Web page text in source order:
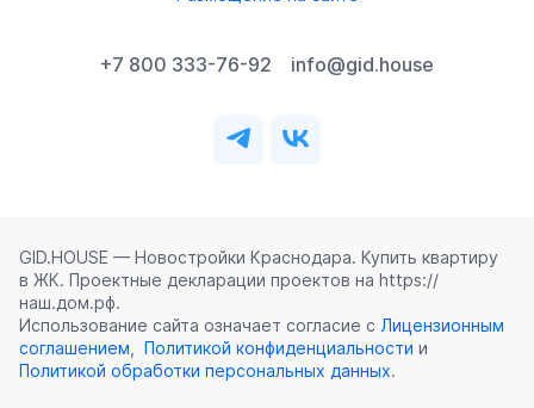
+7 800 333-76-92 info@gid.house
GID.HOUSE — Новостройки Краснодара. Купить квартиру
в ЖК. Проектные декларации проектов на https://
наш.дом.рф.
Использование сайта означает согласие с Лицензионным
соглашением
Политикой конфиденциальности и
Политикой обработки персональных данных.